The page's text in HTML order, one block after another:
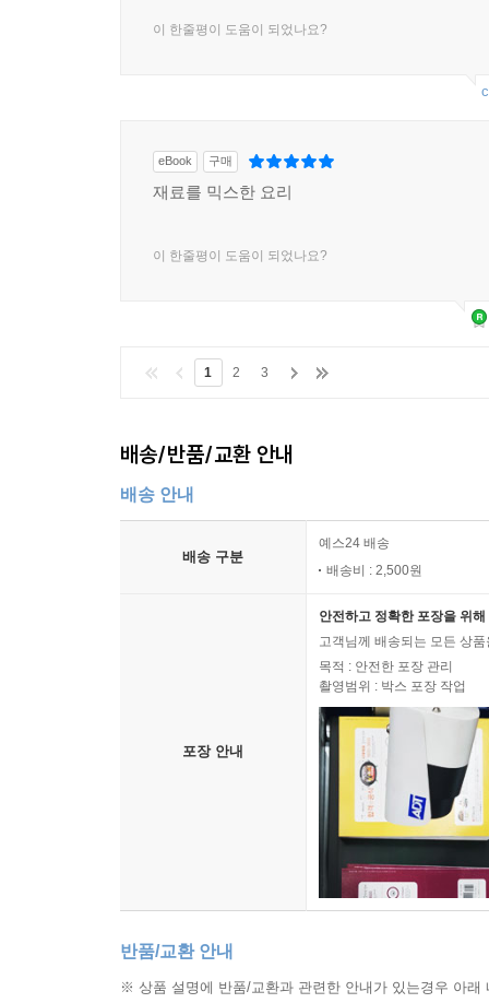
이 한줄평이 도움이 되었나요?
eBook 구매
재료를 믹스한 요리
이 한줄평이 도움이 되었나요?
1 2 3
배송/반품/교환 안내
배송 안내
배송 구분
예스24 배송
배송비 : 2,500원
포장 안내
안전하고 정확한 포장을 위
고객님께 배송되는 모든 상
목적 : 안전한 포장 관리
촬영범위 : 박스 포장 작업
반품/교환 안내
※ 상품 설명에 반품/교환과 관련한 안내가 있는경우 아